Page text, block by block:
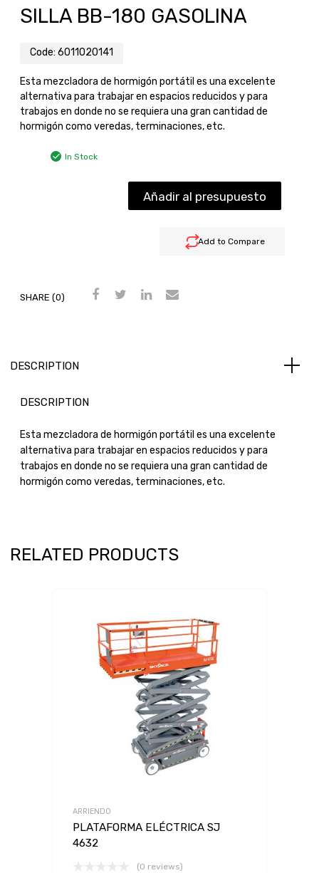
SILLA BB-180 GASOLINA
Code: 6011020141
Esta mezcladora de hormigón portátil es una excelente
alternativa para trabajar en espacios reducidos y para
trabajos en donde no se requiera una gran cantidad de
hormigón como veredas, terminaciones, etc.
In Stock
Add to Compare
Añadir al presupuesto
SHARE (0)
DESCRIPTION
DESCRIPTION
Esta mezcladora de hormigón portátil es una excelente
alternativa para trabajar en espacios reducidos y para
trabajos en donde no se requiera una gran cantidad de
hormigón como veredas, terminaciones, etc.
RELATED PRODUCTS
ARRIENDO
PLATAFORMA ELÉCTRICA SJ
4632
(0 reviews)